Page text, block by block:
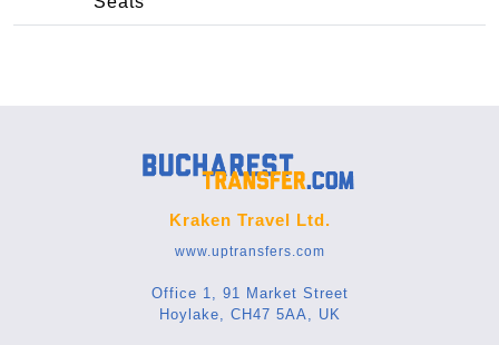
Kraken Travel Ltd.
www.uptransfers.com
Office 1, 91 Market Street
Hoylake, CH47 5AA, UK